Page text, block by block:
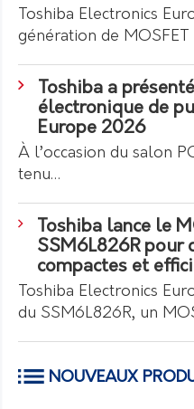
Toshiba Electronics
génération de MOSFET
Toshiba a
électronique de
Europe 2026
À l’occasion du salon
tenu…
Toshiba lance le
SSM6L826R pour
compactes et
Toshiba Electronics
du SSM6L826R, un
NOUVEAUX